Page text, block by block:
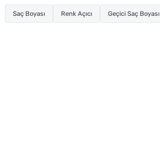
Saç Boyası Renk Açıcı Geçici Saç Boyası